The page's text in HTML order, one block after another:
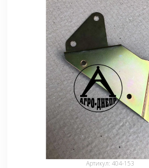
Артикул: 404-153